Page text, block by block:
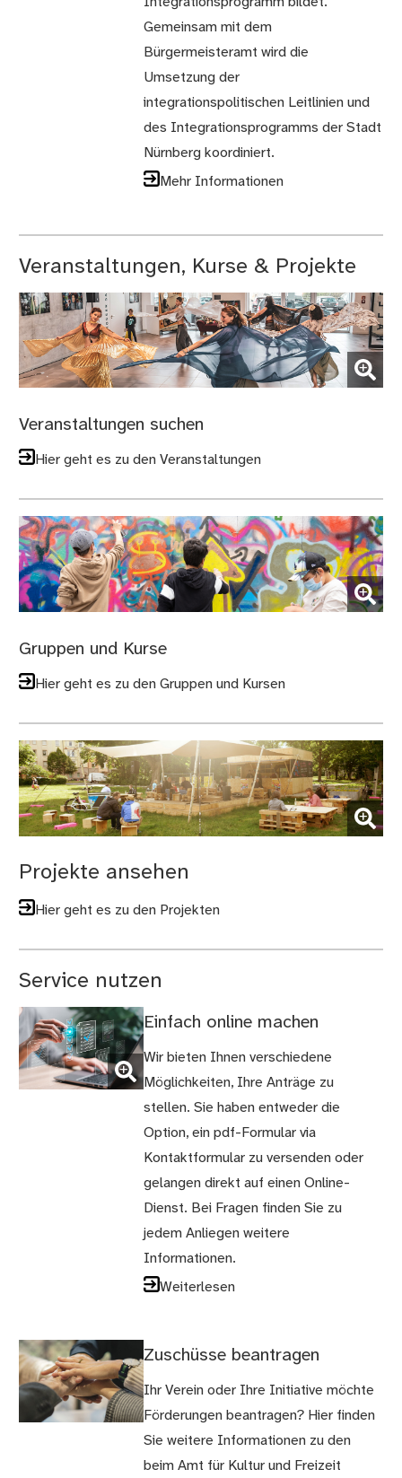
Gemeinsam mit dem
Bürgermeisteramt wird die
Umsetzung der
integrationspolitischen Leitlinien und
des Integrationsprogramms der Stadt
Nürnberg koordiniert.
Mehr Informationen
Veranstaltungen, Kurse & Projekte
(Bild vergrößern)
Veranstaltungen suchen
Hier geht es zu den Veranstaltungen
(Bild vergrößern)
Gruppen und Kurse
Hier geht es zu den Gruppen und Kursen
(Bild vergrößern)
Projekte ansehen
Hier geht es zu den Projekten
Service nutzen
(Bild
vergrößern)
Einfach online machen
Wir bieten Ihnen verschiedene
Möglichkeiten, Ihre Anträge zu
stellen. Sie haben entweder die
Option, ein pdf-Formular via
Kontaktformular zu versenden oder
gelangen direkt auf einen Online-
Dienst. Bei Fragen finden Sie zu
jedem Anliegen weitere
Informationen.
Weiterlesen
Zuschüsse beantragen
Ihr Verein oder Ihre Initiative möchte
Förderungen beantragen? Hier finden
Sie weitere Informationen zu den
beim Amt für Kultur und Freizeit